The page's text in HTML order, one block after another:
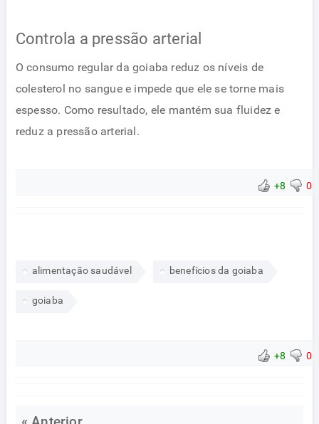
Controla a pressão arterial
O consumo regular da goiaba reduz os níveis de
colesterol no sangue e impede que ele se torne mais
espesso. Como resultado, ele mantém sua fluidez e
reduz a pressão arterial.
+8 0
alimentação saudável benefícios da goiaba
goiaba
+8 0